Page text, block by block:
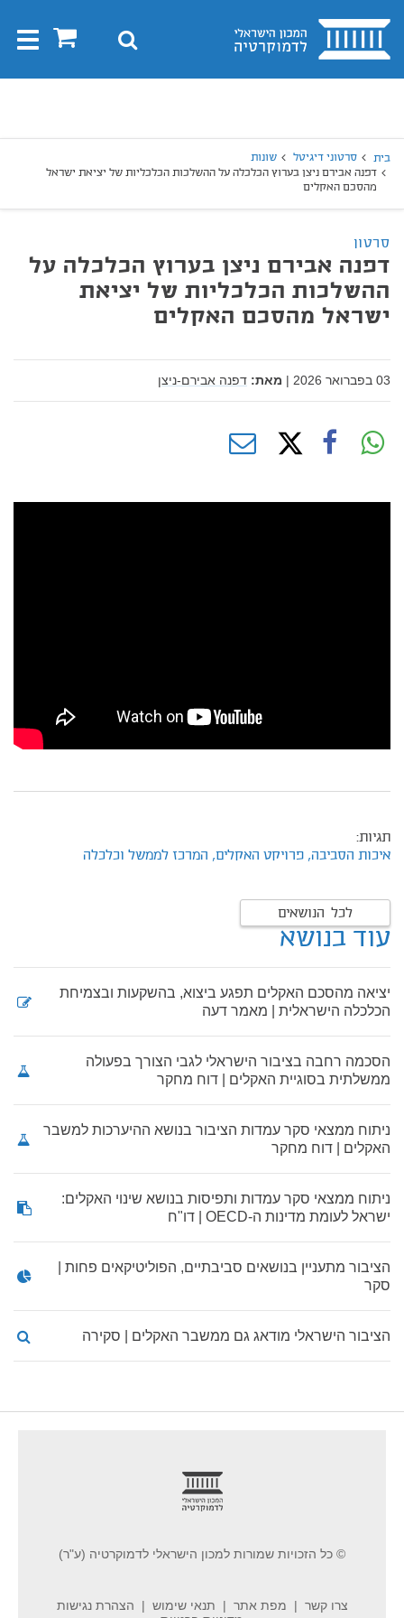
בית 0 חיפוש
בית סרטוני דיגיטל
שונות
דפנה אבירם ניצן בערוץ הכלכלה על ההשלכות הכלכליות של יציאת ישראל
מהסכם האקלים
סרטון
דפנה אבירם ניצן בערוץ הכלכלה על
ההשלכות הכלכליות של יציאת
ישראל מהסכם האקלים
03 בפברואר 2026 | מאת: דפנה אבירם-ניצן
תגיות:
איכות הסביבה, פרויקט האקלים, המרכז לממשל וכלכלה
לכל הנושאים
עוד בנושא
יציאה מהסכם האקלים תפגע ביצוא, בהשקעות ובצמיחת
הכלכלה הישראלית | מאמר דעה
הסכמה רחבה בציבור הישראלי לגבי הצורך בפעולה
ממשלתית בסוגיית האקלים | דוח מחקר
ניתוח ממצאי סקר עמדות הציבור בנושא ההיערכות למשבר
האקלים | דוח מחקר
ניתוח ממצאי סקר עמדות ותפיסות בנושא שינוי האקלים:
ישראל לעומת מדינות ה-OECD | דו"ח
הציבור מתעניין בנושאים סביבתיים, הפוליטיקאים פחות |
סקר
הציבור הישראלי מודאג גם ממשבר האקלים | סקירה
© כל הזכויות שמורות למכון הישראלי לדמוקרטיה (ע"ר)
צרו קשר מפת אתר תנאי שימוש
הצהרת נגישות